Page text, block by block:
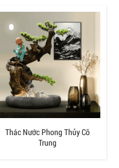
Thác Nước Phong Thủy Cỡ
Trung